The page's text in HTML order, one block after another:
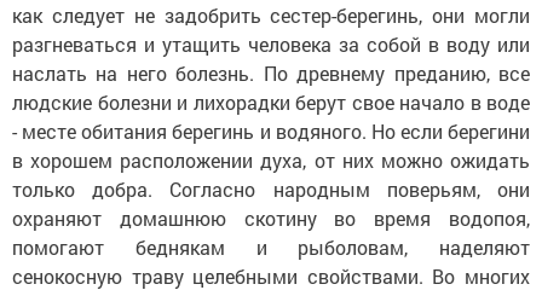
как следует не задобрить сестер-берегинь, они могли
разгневаться и утащить человека за собой в воду или
наслать на него болезнь. По древнему преданию, все
людские болезни и лихорадки берут свое начало в воде
- месте обитания берегинь и водяного. Но если берегини
в хорошем расположении духа, от них можно ожидать
только добра. Согласно народным поверьям, они
охраняют домашнюю скотину во время водопоя,
помогают беднякам и рыболовам, наделяют
сенокосную траву целебными свойствами. Во многих